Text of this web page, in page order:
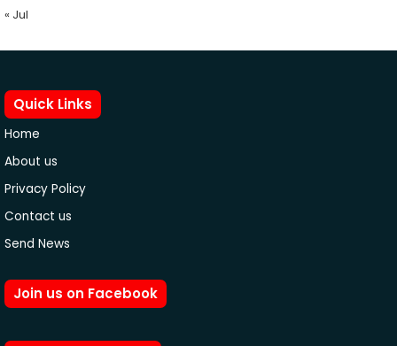
« Jul
Quick Links
Home
About us
Privacy Policy
Contact us
Send News
Join us on Facebook